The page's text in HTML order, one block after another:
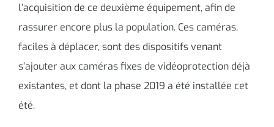
l’acquisition de ce deuxième équipement, afin de
rassurer encore plus la population. Ces caméras,
faciles à déplacer, sont des dispositifs venant
s’ajouter aux caméras fixes de vidéoprotection déjà
existantes, et dont la phase 2019 a été installée cet
été.